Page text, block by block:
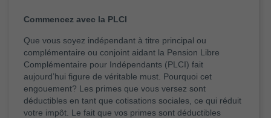
Commencez avec la PLCI
Que vous soyez indépendant à titre principal ou
complémentaire ou conjoint aidant la Pension Libre
Complémentaire pour Indépendants (PLCI) fait
aujourd’hui figure de véritable must. Pourquoi cet
engouement? Les primes que vous versez sont
déductibles en tant que cotisations sociales, ce qui réduit
votre impôt. Le fait que vos primes sont déductibles